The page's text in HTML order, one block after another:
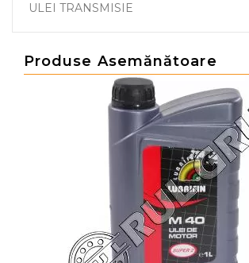
ULEI TRANSMISIE
Produse Asemănătoare